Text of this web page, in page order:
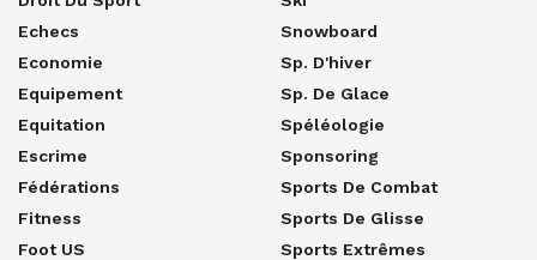
Echecs
Economie
Equipement
Equitation
Escrime
Fédérations
Fitness
Foot US
Snowboard
Sp. D'hiver
Sp. De Glace
Spéléologie
Sponsoring
Sports De Combat
Sports De Glisse
Sports Extrêmes